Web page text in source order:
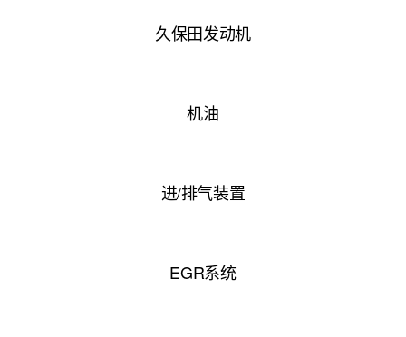
久保田发动机
机油
进/排气装置
EGR系统